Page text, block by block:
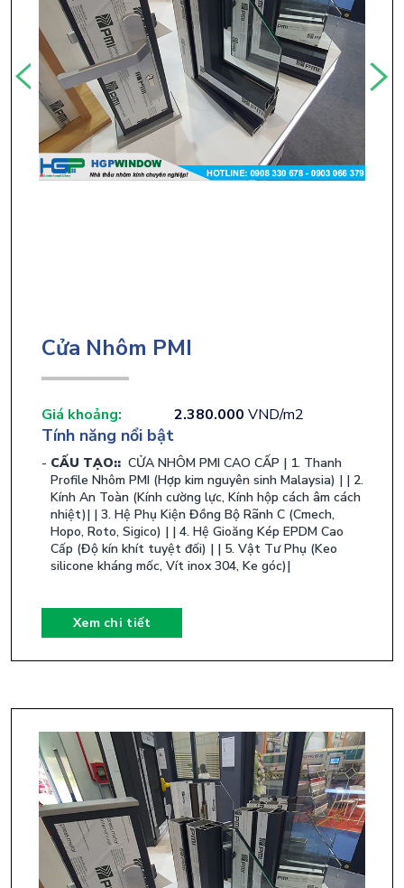
Cửa Nhôm PMI
Giá khoảng: 2.380.000 VND/m2
Tính năng nổi bật
CẤU TẠO:: ​ CỬA NHÔM PMI CAO CẤP | 1. Thanh
Profile Nhôm PMI (Hợp kim nguyên sinh Malaysia) | | 2.
Kính An Toàn (Kính cường lực, Kính hộp cách âm cách
nhiệt)| | 3. Hệ Phụ Kiện Đồng Bộ Rãnh C (Cmech,
Hopo, Roto, Sigico) | | 4. Hệ Gioăng Kép EPDM Cao
Cấp (Độ kín khít tuyệt đối) | | 5. Vật Tư Phụ (Keo
silicone kháng mốc, Vít inox 304, Ke góc)| ​
Xem chi tiết